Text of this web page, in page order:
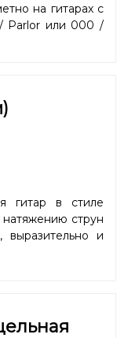
на гитарах с
Parlor или 000 /
гитар в стиле
струн
выразительно и